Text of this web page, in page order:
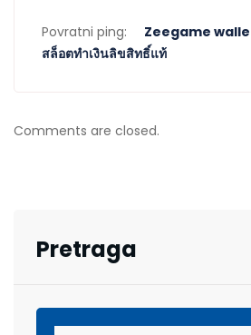
Povratni ping:
Zeegame wallet
สล็อตทำเงินลิขสิทธิ์แท้
Comments are closed.
Pretraga